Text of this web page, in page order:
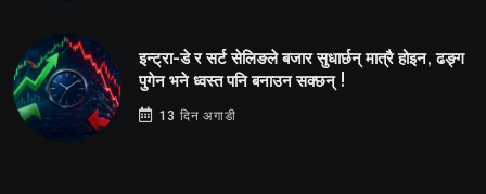
इन्ट्रा-डे र सर्ट सेलिङले बजार सुधार्छन् मात्रै होइन, ढङ्ग
पुगेन भने ध्वस्त पनि बनाउन सक्छन् !
13 दिन अगाडी